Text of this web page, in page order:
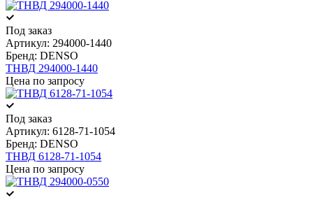
Под заказ
Артикул: 294000-1440
Бренд: DENSO
ТНВД 294000-1440
Цена по запросу
Под заказ
Артикул: 6128-71-1054
Бренд: DENSO
ТНВД 6128-71-1054
Цена по запросу